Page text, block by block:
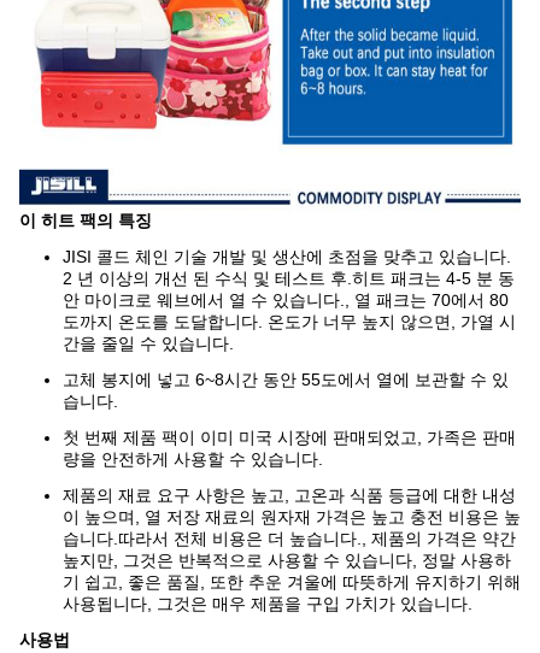
이 히트 팩의 특징
JISI 콜드 체인 기술 개발 및 생산에 초점을 맞추고 있습니다.
2 년 이상의 개선 된 수식 및 테스트 후.히트 패크는 4-5 분 동
안 마이크로 웨브에서 열 수 있습니다., 열 패크는 70에서 80
도까지 온도를 도달합니다. 온도가 너무 높지 않으면, 가열 시
간을 줄일 수 있습니다.
고체 봉지에 넣고 6~8시간 동안 55도에서 열에 보관할 수 있
습니다.
첫 번째 제품 팩이 이미 미국 시장에 판매되었고, 가족은 판매
량을 안전하게 사용할 수 있습니다.
제품의 재료 요구 사항은 높고, 고온과 식품 등급에 대한 내성
이 높으며, 열 저장 재료의 원자재 가격은 높고 충전 비용은 높
습니다.따라서 전체 비용은 더 높습니다., 제품의 가격은 약간
높지만, 그것은 반복적으로 사용할 수 있습니다, 정말 사용하
기 쉽고, 좋은 품질, 또한 추운 겨울에 따뜻하게 유지하기 위해
사용됩니다, 그것은 매우 제품을 구입 가치가 있습니다.
사용법